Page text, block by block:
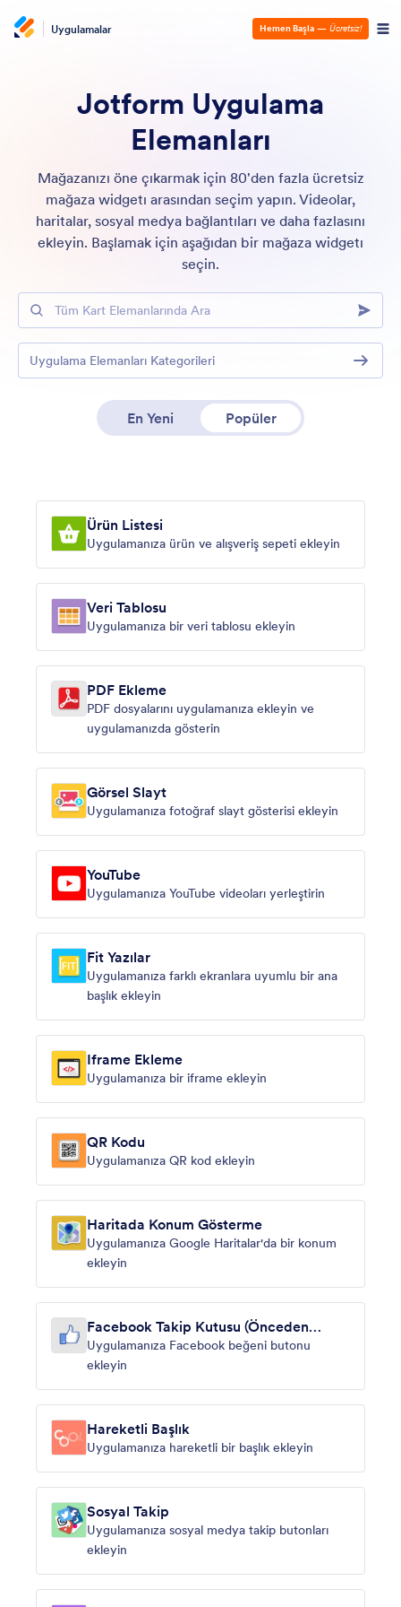
Uygulamalar Hemen Başla — Ücretsiz!
Jotform Uygulama
Elemanları
Mağazanızı öne çıkarmak için 80'den fazla ücretsiz
mağaza widgetı arasından seçim yapın. Videolar,
haritalar, sosyal medya bağlantıları ve daha fazlasını
ekleyin. Başlamak için aşağıdan bir mağaza widgetı
seçin.
Tüm Kart Elemanlarında Ara
En Yeni Popüler
Ürün Listesi
Uygulamanıza ürün ve alışveriş sepeti ekleyin
Veri Tablosu
Uygulamanıza bir veri tablosu ekleyin
PDF Ekleme
PDF dosyalarını uygulamanıza ekleyin ve
uygulamanızda gösterin
Görsel Slayt
Uygulamanıza fotoğraf slayt gösterisi ekleyin
YouTube
Uygulamanıza YouTube videoları yerleştirin
Fit Yazılar
Uygulamanıza farklı ekranlara uyumlu bir ana
başlık ekleyin
Iframe Ekleme
Uygulamanıza bir iframe ekleyin
QR Kodu
Uygulamanıza QR kod ekleyin
Haritada Konum Gösterme
Uygulamanıza Google Haritalar'da bir konum
ekleyin
Facebook Takip Kutusu (Önceden
Beğeni Kutusu)
Uygulamanıza Facebook beğeni butonu
ekleyin
Hareketli Başlık
Uygulamanıza hareketli bir başlık ekleyin
Sosyal Takip
Uygulamanıza sosyal medya takip butonları
ekleyin
Uygulama Elemanları Kategorileri